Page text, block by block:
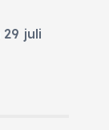
29 juli